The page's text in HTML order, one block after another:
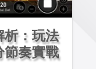
析：玩法
節奏實戰